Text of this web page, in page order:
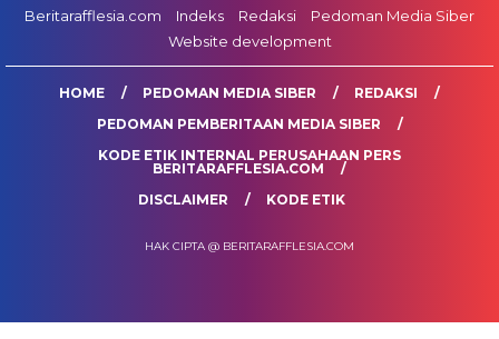
Beritarafflesia.com
Indeks Redaksi
Pedoman Media Siber
Website development
HOME PEDOMAN MEDIA SIBER
REDAKSI
PEDOMAN PEMBERITAAN MEDIA SIBER
KODE ETIK INTERNAL PERUSAHAAN PERS
BERITARAFFLESIA.COM
DISCLAIMER
KODE ETIK
HAK CIPTA @ BERITARAFFLESIA.COM